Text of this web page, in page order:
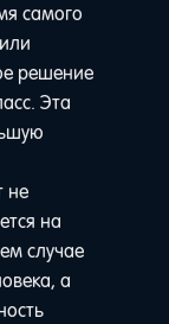
самого
решение
Эта
не
на
случае
а